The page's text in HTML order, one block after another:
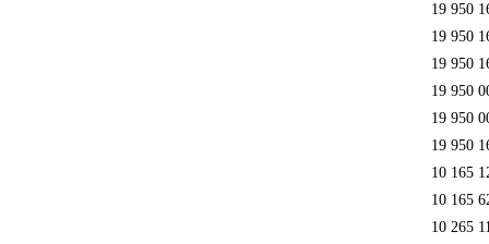
19 950
19 950
19 950
19 950
19 950
19 950
10 165
10 165
10 265